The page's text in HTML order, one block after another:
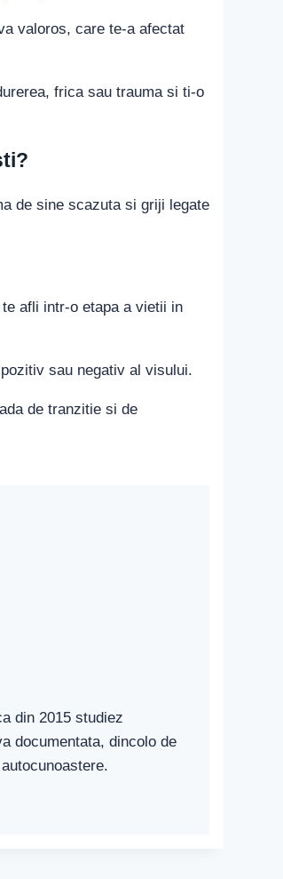
valoros, care te-a afectat
frica sau trauma si ti-o
de sine scazuta si griji legate
afli intr-o etapa a vietii in
sau negativ al visului.
de tranzitie si de
din 2015 studiez
documentata, dincolo de